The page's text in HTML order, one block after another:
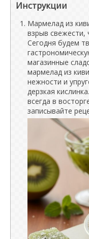
Инструкции
Мармелад из
взрыв свежести,
Сегодня будем
магазинные
мармелад из
нежности и
дерзкая
всегда в
записывайте